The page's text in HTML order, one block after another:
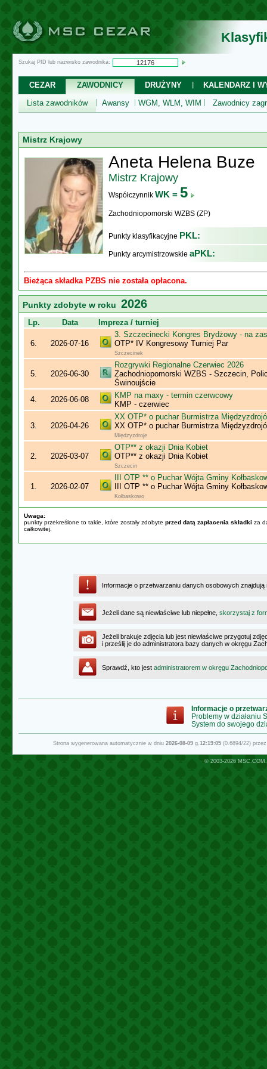
Szukaj PID lub nazwisko zawodnika:
CEZAR ZAWODNICY DRUŻYNY
KALENDARZ I
Lista zawodników
Awansy WGM, WLM, WIM Zawodnicy
Mistrz Krajowy
Aneta Helena Buze
Mistrz Krajowy
Współczynnik WK = 5
Zachodniopomorski WZBS (ZP)
Punkty klasyfikacyjne PKL:
Punkty arcymistrzowskie aPKL:
Bieżąca składka PZBS nie została opłacona.
Punkty zdobyte w roku 2026
Lp. Data Impreza / turniej
6. 2026-07-16
3. Szczecinecki Kongres Brydżowy - na
OTP* IV Kongresowy Turniej Par
Szczecinek
5. 2026-06-30
Rozgrywki Regionalne Czerwiec 2026
Zachodniopomorski WZBS - Szczecin,
Świnoujście
4.
2026-06-08
KMP na maxy - termin czerwcowy
KMP - czerwiec
3. 2026-04-26
XX OTP* o puchar Burmistrza
XX OTP* o puchar Burmistrza
Międzyzdroje
2. 2026-03-07
OTP** z okazji Dnia Kobiet
OTP** z okazji Dnia Kobiet
Szczecin
1. 2026-02-07
III OTP ** o Puchar Wójta Gminy
III OTP ** o Puchar Wójta Gminy
Kołbaskowo
Uwaga:
punkty przekreślone to takie, które zostały zdobyte przed datą zapłacenia składki za
całkowitej.
Informacje o przetwarzaniu danych osobowych
Jeżeli dane są niewłaściwe lub niepełne, skorzystaj z
Jeżeli brakuje zdjęcia lub jest niewłaściwe przygotuj
i prześlij je do administratora bazy danych w okręgu
Sprawdź, kto jest administratorem w okręgu
Informacje o
Problemy w działaniu
System do swojego
Strona wygenerowana automatycznie w dniu 2026-08-09g.12:19:05(0.6894/22)
© 2003-2026